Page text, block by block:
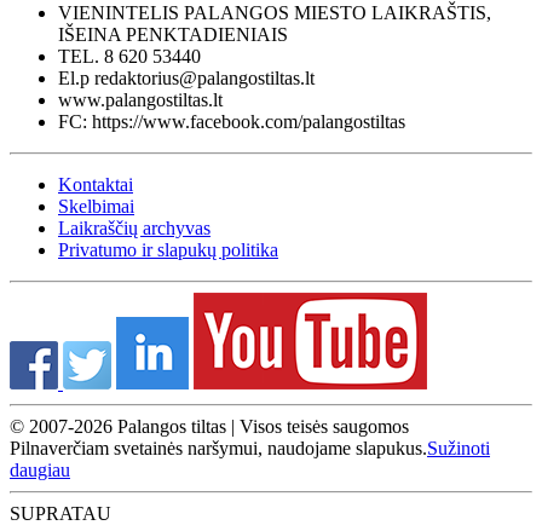
VIENINTELIS PALANGOS MIESTO LAIKRAŠTIS,
IŠEINA PENKTADIENIAIS
TEL. 8 620 53440
El.p redaktorius@palangostiltas.lt
www.palangostiltas.lt
FC: https://www.facebook.com/palangostiltas
Kontaktai
Skelbimai
Laikraščių archyvas
Privatumo ir slapukų politika
© 2007-2026 Palangos tiltas | Visos teisės saugomos
Pilnaverčiam svetainės naršymui, naudojame slapukus.Sužinoti
daugiau
SUPRATAU